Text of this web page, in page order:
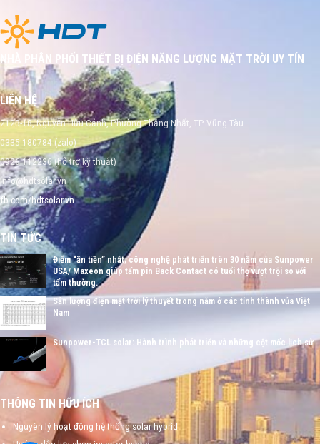
NHÀ PHÂN PHỐI THIẾT BỊ ĐIỆN NĂNG LƯỢNG MẶT TRỜI UY TÍN
LIÊN HỆ
212B-18, Nguyễn Hữu Cảnh, Phường Thắng Nhất, TP Vũng Tàu
0335 180784 (zalo)
0926 112236 (hỗ trợ kỹ thuật)
info@hdtsolar.vn
fb.com/hdtsolar.vn
TIN TỨC
Điểm “ăn tiền” nhất, công nghệ phát triển trên 30 năm của Sunpower
USA/ Maxeon giúp tấm pin Back Contact có tuổi thọ vượt trội so với
tấm thường.
Sản lượng điện mặt trời lý thuyết trong năm ở các tỉnh thành vủa Việt
Nam
Sunpower-TCL solar: Hành trình phát triển và những cột mốc lịch sử
THÔNG TIN HỮU ÍCH
Nguyên lý hoạt động hệ thống solar hybrid